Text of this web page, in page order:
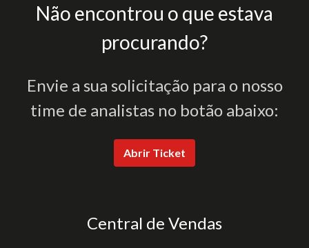
Não encontrou o que estava
procurando?
Envie a sua solicitação para o nosso
time de analistas no botão abaixo:
Abrir Ticket
Central de Vendas